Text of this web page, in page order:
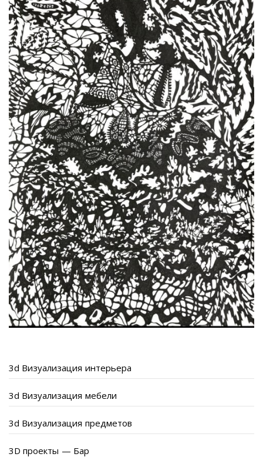
3d Визуализация интерьера
3d Визуализация мебели
3d Визуализация предметов
3D проекты — Бар